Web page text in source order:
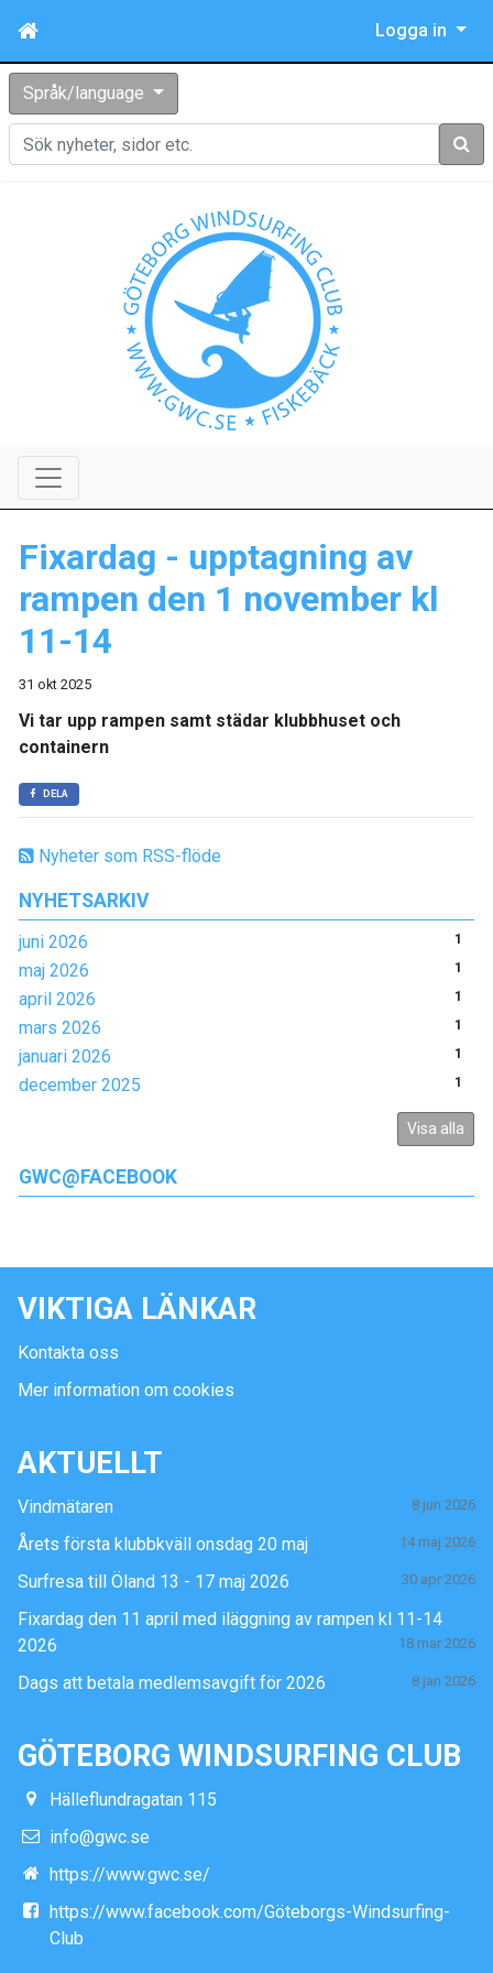
Logga in
Språk/language
Sök
Nyheter som RSS-flöde
NYHETSARKIV
juni 2026 1
maj 2026 1
april 2026 1
mars 2026 1
januari 2026 1
december 2025 1
Visa alla
Fixardag - upptagning av
rampen den 1 november kl
11-14
31 okt 2025
Vi tar upp rampen samt städar klubbhuset och
containern
DELA
GWC@FACEBOOK
VIKTIGA LÄNKAR
Kontakta oss
Mer information om cookies
AKTUELLT
Vindmätaren 8 jun 2026
Årets första klubbkväll onsdag 20 maj 14 maj 2026
Surfresa till Öland 13 - 17 maj 2026 30 apr 2026
Fixardag den 11 april med iläggning av rampen kl 11-14
2026
18 mar 2026
Dags att betala medlemsavgift för 2026 8 jan 2026
GÖTEBORG WINDSURFING CLUB
Hälleflundragatan 115
info@gwc.se
https://www.gwc.se/
https://www.facebook.com/Göteborgs-Windsurfing-
Club